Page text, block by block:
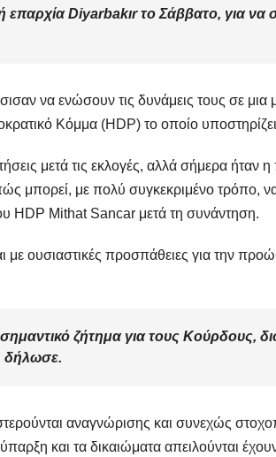
επαρχία Diyarbakır το Σάββατο, για να
να ενώσουν τις δυνάμεις τους σε μια
Κόμμα (HDP) το οποίο
μετά τις εκλογές, αλλά σήμερα
μπορεί, με πολύ συγκεκριμένο τρόπο,
HDP Mithat Sancar μετά τη συνάντηση.
με ουσιαστικές προσπάθειες για την
σημαντικό ζήτημα για τους Κούρδους,
δήλωσε.
αναγνώρισης και συνεχώς
και τα δικαιώματα απειλούνται